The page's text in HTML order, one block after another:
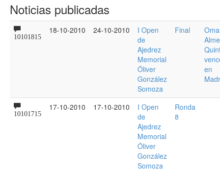
Noticias publicadas
10101815
18-10-2010 24-10-2010
I Open
de
Ajedrez
Memorial
Óliver
González
Somoza
Final
en
10101715
17-10-2010 17-10-2010
I Open
de
Ajedrez
Memorial
Óliver
González
Somoza
Ronda
8